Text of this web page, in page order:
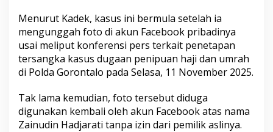
Menurut Kadek, kasus ini bermula setelah ia
mengunggah foto di akun Facebook pribadinya
usai meliput konferensi pers terkait penetapan
tersangka kasus dugaan penipuan haji dan umrah
di Polda Gorontalo pada Selasa, 11 November 2025.
Tak lama kemudian, foto tersebut diduga
digunakan kembali oleh akun Facebook atas nama
Zainudin Hadjarati tanpa izin dari pemilik aslinya.